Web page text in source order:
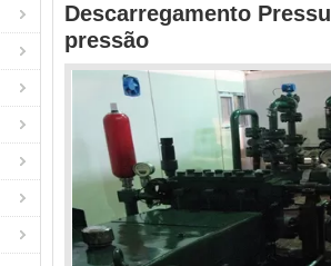
Descarregamento
pressão